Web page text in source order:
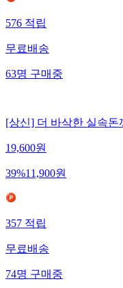
576적립
무료배송
63명구매중
[상신] 더 바삭한 실속돈
19,600원
39%11,900원
357적립
무료배송
74명구매중